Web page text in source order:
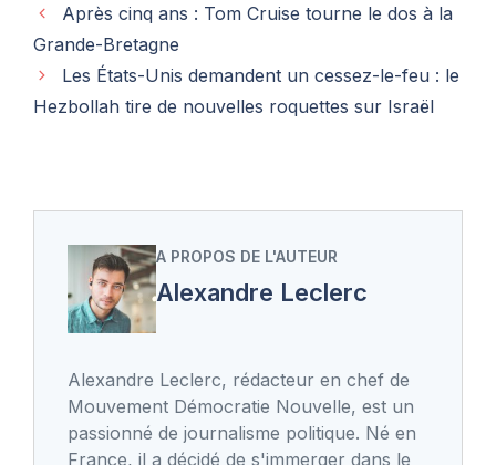
Après cinq ans : Tom Cruise tourne le dos à la
Grande-Bretagne
Les États-Unis demandent un cessez-le-feu : le
Hezbollah tire de nouvelles roquettes sur Israël
A PROPOS DE L'AUTEUR
Alexandre Leclerc
Alexandre Leclerc, rédacteur en chef de
Mouvement Démocratie Nouvelle, est un
passionné de journalisme politique. Né en
France, il a décidé de s'immerger dans le